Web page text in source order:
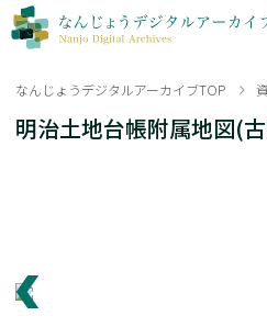
なんじょうデジタルアーカイブTOP
明治土地台帳附属地図(